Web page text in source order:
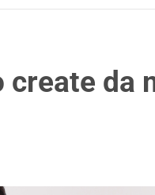
da